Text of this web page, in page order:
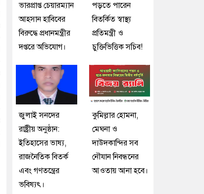
ভারপ্রাপ্ত চেয়ারম্যান
আহসান হাবিবের
বিরুদ্ধে প্রধানমন্ত্রীর
দপ্তরে অভিযোগ।
পড়তে পারেন
বিতর্কিত স্বাস্থ্য
প্রতিমন্ত্রী ও
চুক্তিভিত্তিক সচিব!
জুলাই সনদের
রাষ্ট্রীয় অনুষ্ঠান:
ইতিহাসের ভাষ্য,
রাজনৈতিক বিতর্ক
এবং গণতন্ত্রের
ভবিষ্যৎ।
কুমিল্লার হোমনা,
মেঘনা ও
দাউদকান্দির সব
নৌযান নিবন্ধনের
আওতায় আনা হবে।